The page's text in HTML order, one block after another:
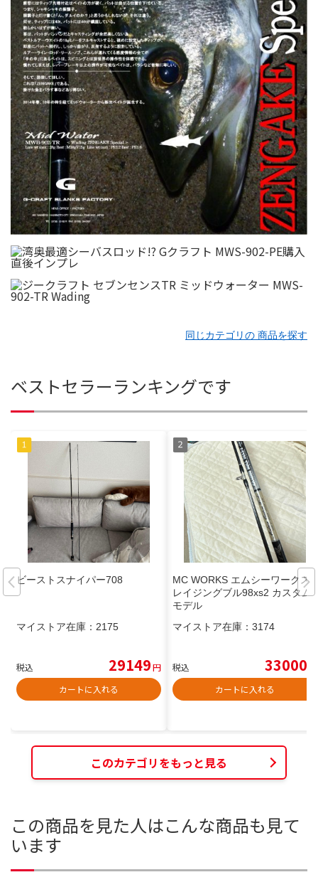
同じカテゴリの 商品を探す
ベストセラーランキングです
ビーストスナイパー708
マイストア在庫： 2175
税込 29149円
カートに入れる
MC WORKS エムシーワークス
レイジングブル98xs2 カスタム
モデル
マイストア在庫： 3174
税込 33000
カートに入れる
このカテゴリをもっと見る
この商品を見た人はこんな商品も見て
います